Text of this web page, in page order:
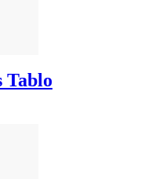
Tablo